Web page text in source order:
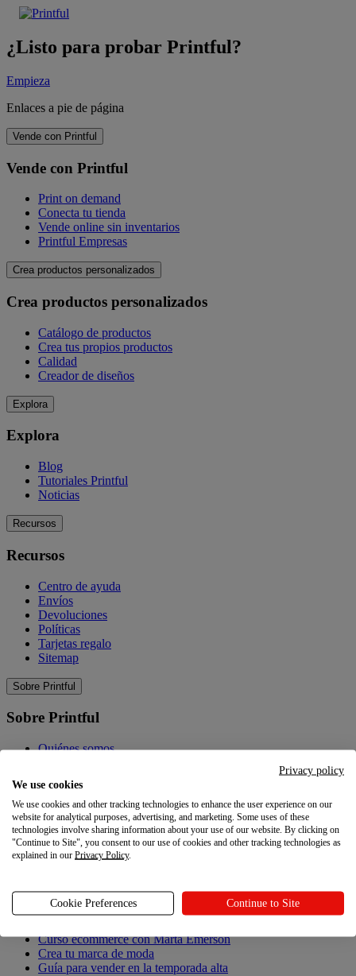
¿Listo para probar Printful?
Empieza
Enlaces a pie de página
Vende con Printful
Vende con Printful
Print on demand
Conecta tu tienda
Vende online sin inventarios
Printful Empresas
Crea productos personalizados
Crea productos personalizados
Catálogo de productos
Crea tus propios productos
Calidad
Creador de diseños
Explora
Explora
Blog
Tutoriales Printful
Noticias
Recursos
Recursos
Centro de ayuda
Envíos
Devoluciones
Políticas
Tarjetas regalo
Sitemap
Sobre Printful
Sobre Printful
Quiénes somos
Programa de afiliados
Programa de referidos
Carreras
Ajustes de privacidad
Novedades
Novedades
Curso ecommerce con Marta Emerson
Crea tu marca de moda
Guía para vender en la temporada alta
Privacy policy
We use cookies
We use cookies and other tracking technologies to enhance the user experience on our
website for analytical purposes, advertising, and marketing. Some uses of these
technologies involve sharing information about your use of our website. By clicking on
"Continue to Site", you consent to our use of cookies and other tracking technologies as
explained in our Privacy Policy.
Cookie Preferences Continue to Site